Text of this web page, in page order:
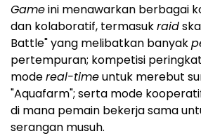
Gameini menawarkan berbagai
dan kolaboratif, termasukraid
Battle" yang melibatkan banyak
pertempuran; kompetisi peringkat
modereal-timeuntuk merebut
"Aquafarm"; serta mode
di mana pemain bekerja sama
serangan musuh.